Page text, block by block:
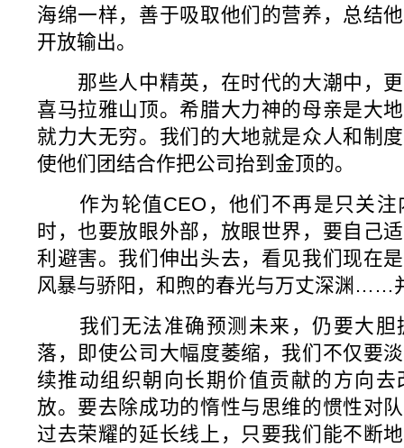
海绵一样，善于吸取他们的营养，总结
开放输出。
那些人中精英，在时代的大潮中，更
喜马拉雅山顶。希腊大力神的母亲是大
就力大无穷。我们的大地就是众人和制
使他们团结合作把公司抬到金顶的。
作为轮值CEO，他们不再是只关注
时，也要放眼外部，放眼世界，要自己
利避害。我们伸出头去，看见我们现在
风暴与骄阳，和煦的春光与万丈深渊……
我们无法准确预测未来，仍要大胆
落，即使公司大幅度萎缩，我们不仅要
续推动组织朝向长期价值贡献的方向
放。要去除成功的惰性与思维的惯性对
过去荣耀的延长线上，只要我们能不断